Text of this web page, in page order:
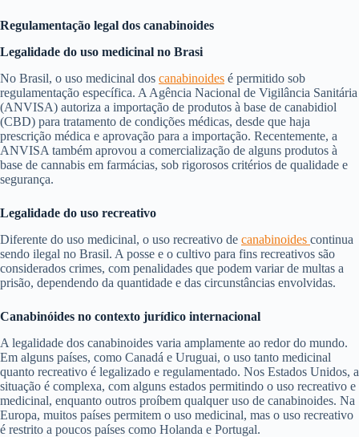
Regulamentação legal dos canabinoides
Legalidade do uso medicinal no Brasi
No Brasil, o uso medicinal dos canabinoides é permitido sob
regulamentação específica. A Agência Nacional de Vigilância Sanitária
(ANVISA) autoriza a importação de produtos à base de canabidiol
(CBD) para tratamento de condições médicas, desde que haja
prescrição médica e aprovação para a importação. Recentemente, a
ANVISA também aprovou a comercialização de alguns produtos à
base de cannabis em farmácias, sob rigorosos critérios de qualidade e
segurança.
Legalidade do uso recreativo
Diferente do uso medicinal, o uso recreativo de canabinoides continua
sendo ilegal no Brasil. A posse e o cultivo para fins recreativos são
considerados crimes, com penalidades que podem variar de multas a
prisão, dependendo da quantidade e das circunstâncias envolvidas.
Canabinóides no contexto jurídico internacional
A legalidade dos canabinoides varia amplamente ao redor do mundo.
Em alguns países, como Canadá e Uruguai, o uso tanto medicinal
quanto recreativo é legalizado e regulamentado. Nos Estados Unidos, a
situação é complexa, com alguns estados permitindo o uso recreativo e
medicinal, enquanto outros proíbem qualquer uso de canabinoides. Na
Europa, muitos países permitem o uso medicinal, mas o uso recreativo
é restrito a poucos países como Holanda e Portugal.